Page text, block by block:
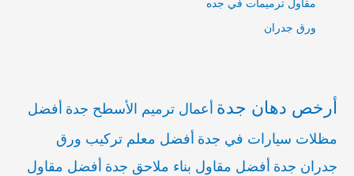
مقاول ترميمات في جده
ورق جدران
أرخص دهان جدة أعمال ترميم الأسطح جدة أفضل
مظلات سيارات في جدة أفضل معلم تركيب ورق
جدران جدة أفضل مقاول بناء ملاحق جدة أفضل مقاول